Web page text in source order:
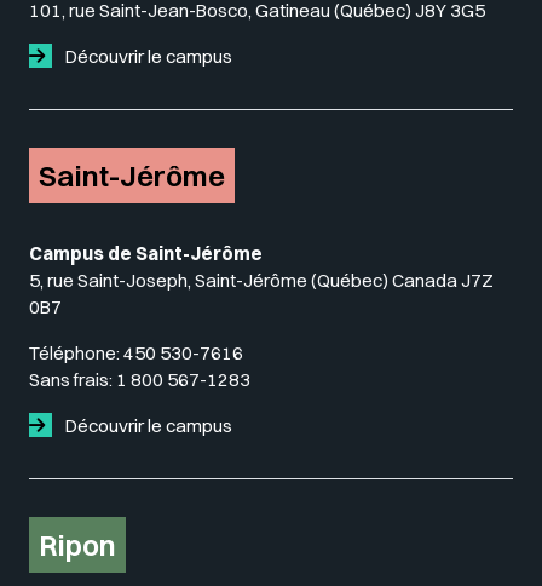
101, rue Saint-Jean-Bosco, Gatineau (Québec) J8Y 3G5
Découvrir le campus
Saint-Jérôme
Campus de Saint-Jérôme
5, rue Saint-Joseph, Saint-Jérôme (Québec) Canada J7Z
0B7
Téléphone: 450 530-7616
Sans frais: 1 800 567-1283
Découvrir le campus
Ripon